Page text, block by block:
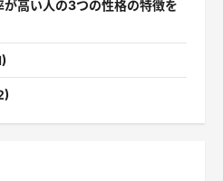
高い人の3つの性格の特徴を